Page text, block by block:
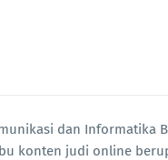
dan Informatika
konten judi online